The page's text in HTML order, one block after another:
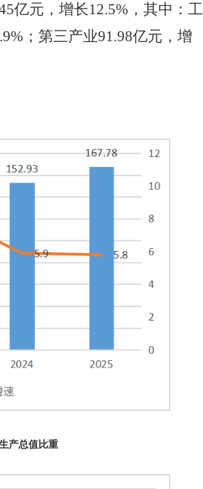
亿元，增长12.5%，其中：工
；第三产业91.98亿元，增
产总值比重